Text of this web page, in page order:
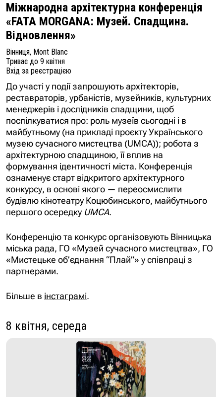
Міжнародна архітектурна конференція
«FATA MORGANA: Музей. Спадщина.
Відновлення»
Вінниця, Mont Blanc
Триває до 9 квітня
Вхід за реєстрацією
До участі у події запрошують архітекторів,
реставраторів, урбаністів, музейників, культурних
менеджерів і дослідників спадщини, щоб
поспілкуватися про: роль музеїв сьогодні і в
майбутньому (на прикладі проєкту Українського
музею сучасного мистецтва (UMCA)); робота з
архітектурною спадщиною, її вплив на
формування ідентичності міста. Конференція
ознаменує старт відкритого архітектурного
конкурсу, в основі якого — переосмислити
будівлю кінотеатру Коцюбинського, майбутнього
першого осередку UMCA.
Конференцію та конкурс організовують Вінницька
міська рада, ГО «Музей сучасного мистецтва», ГО
«Мистецьке об’єднання “Плай”» у співпраці з
партнерами.
Більше в інстаграмі.
8 квітня, середа